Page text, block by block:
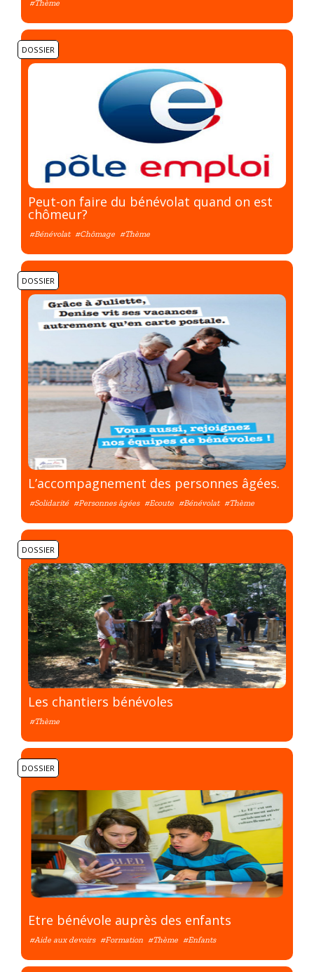
#Thème
DOSSIER
Peut-on faire du bénévolat quand on est
chômeur?
#Bénévolat #Chômage #Thème
DOSSIER
L’accompagnement des personnes âgées.
#Solidarité #Personnes âgées #Ecoute #Bénévolat #Thème
DOSSIER
Les chantiers bénévoles
#Thème
DOSSIER
Etre bénévole auprès des enfants
#Aide aux devoirs #Formation #Thème #Enfants